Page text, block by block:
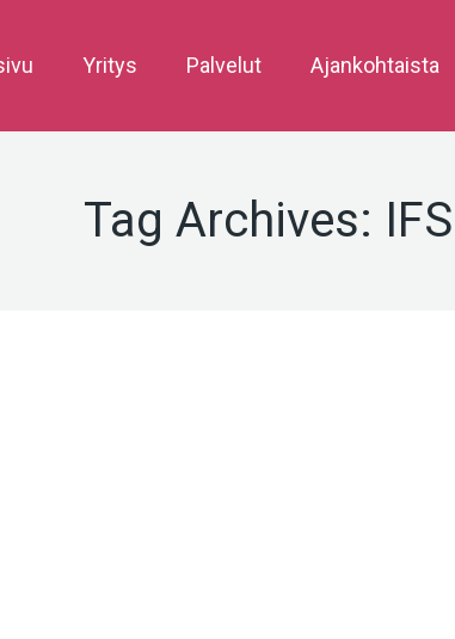
Yritys Palvelut Ajankohtaista
Tag Archives: IFS